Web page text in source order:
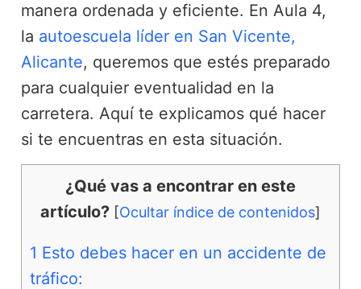
manera ordenada y eficiente. En Aula 4,
la autoescuela líder en San Vicente,
Alicante, queremos que estés preparado
para cualquier eventualidad en la
carretera. Aquí te explicamos qué hacer
si te encuentras en esta situación.
¿Qué vas a encontrar en este
artículo? [Ocultar índice de contenidos]
1 Esto debes hacer en un accidente de
tráfico: